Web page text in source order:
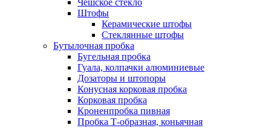
Чешское стекло
Штофы
Керамические штофы
Стеклянные штофы
Бутылочная пробка
Бугельная пробка
Гуала, колпачки алюминиевые
Дозаторы и штопоры
Конусная корковая пробка
Корковая пробка
Кроненпробка пивная
Пробка Т-образная, коньячная